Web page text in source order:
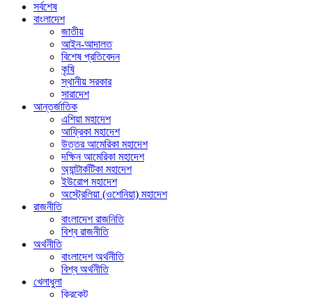
সর্বশেষ
বাংলাদেশ
জাতীয়
আইন-আদালত
বিশেষ প্রতিবেদন
কৃষি
স্থানীয় সরকার
সারাদেশ
আন্তর্জাতিক
এশিয়া মহাদেশ
আফ্রিকা মহাদেশ
উত্তর আমেরিকা মহাদেশ
দক্ষিন আমেরিকা মহাদেশ
অ্যান্টার্কটিকা মহাদেশ
ইউরোপ মহাদেশ
অস্ট্রেলিয়া (ওশেনিয়া) মহাদেশ
রাজনীতি
বাংলাদেশ রাজনিতি
বিশ্ব রাজনীতি
অর্থনীতি
বাংলাদেশ অর্থনীতি
বিশ্ব অর্থনীতি
খেলাধুলা
ক্রিকেট